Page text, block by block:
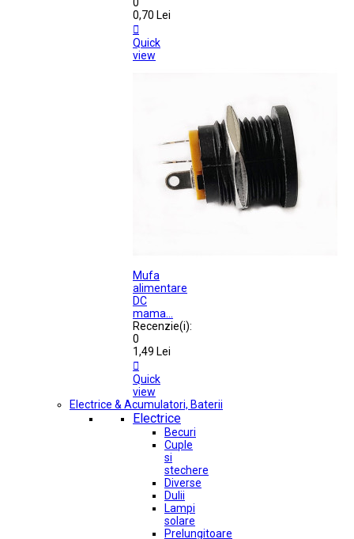
0,70 Lei

Quick
view
Mufa
alimentare
DC
mama...
Recenzie(i):
0
1,49 Lei

Quick
view
Electrice & Acumulatori, Baterii
Electrice
Becuri
Cuple
si
stechere
Diverse
Dulii
Lampi
solare
Prelungitoare